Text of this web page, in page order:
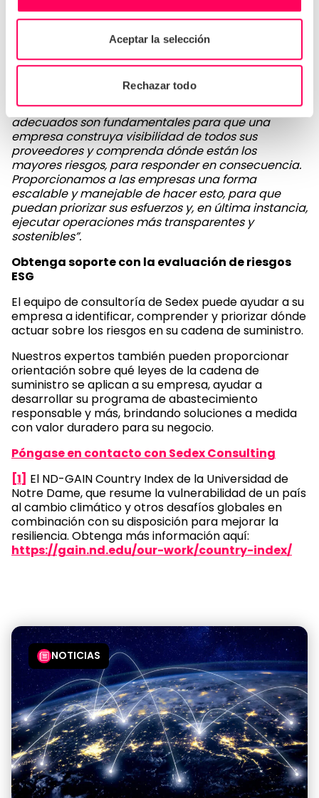
Aceptar la selección
Rechazar todo
acción para reducir el nivel de riesgo en los lugares
Jon Hancock, CEO de Sedex, dice:
“Las cadenas de suministro son largas y complejas,
y las empresas a menudo no son conscientes de los
riesgos que enfrentan. La tecnología y los datos
adecuados son fundamentales para que una
empresa construya visibilidad de todos sus
proveedores y comprenda dónde están los
mayores riesgos, para responder en consecuencia.
Proporcionamos a las empresas una forma
escalable y manejable de hacer esto, para que
puedan priorizar sus esfuerzos y, en última instancia,
ejecutar operaciones más transparentes y
sostenibles”.
Obtenga soporte con la evaluación de riesgos
ESG
El equipo de consultoría de Sedex puede ayudar a su
empresa a identificar, comprender y priorizar dónde
actuar sobre los riesgos en su cadena de suministro.
Nuestros expertos también pueden proporcionar
orientación sobre qué leyes de la cadena de
suministro se aplican a su empresa, ayudar a
desarrollar su programa de abastecimiento
responsable y más, brindando soluciones a medida
con valor duradero para su negocio.
Póngase en contacto con Sedex Consulting
[1] El ND-GAIN Country Index de la Universidad de
Notre Dame, que resume la vulnerabilidad de un país
al cambio climático y otros desafíos globales en
combinación con su disposición para mejorar la
resiliencia. Obtenga más información aquí:
https://gain.nd.edu/our-work/country-index/
NOTICIAS